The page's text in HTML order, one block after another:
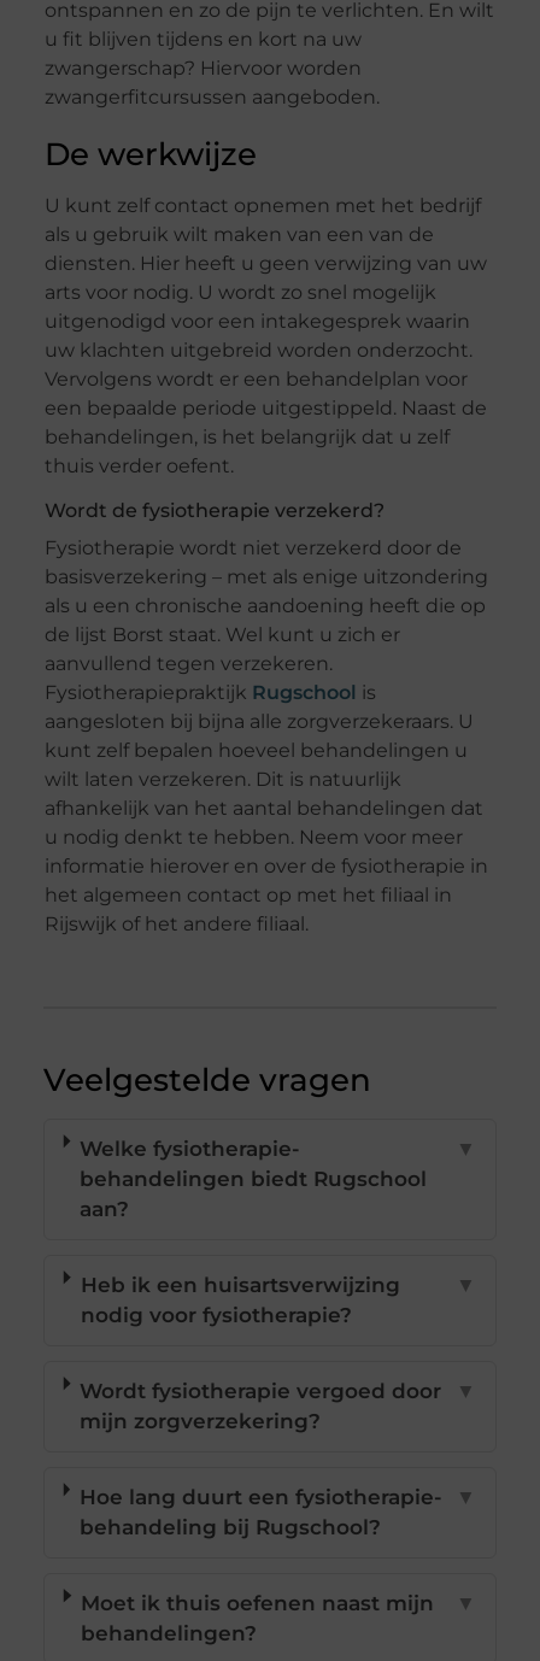
ontspannen en zo de pijn te verlichten. En wilt
u fit blijven tijdens en kort na uw
zwangerschap? Hiervoor worden
zwangerfitcursussen aangeboden.
De werkwijze
U kunt zelf contact opnemen met het bedrijf
als u gebruik wilt maken van een van de
diensten. Hier heeft u geen verwijzing van uw
arts voor nodig. U wordt zo snel mogelijk
uitgenodigd voor een intakegesprek waarin
uw klachten uitgebreid worden onderzocht.
Vervolgens wordt er een behandelplan voor
een bepaalde periode uitgestippeld. Naast de
behandelingen, is het belangrijk dat u zelf
thuis verder oefent.
Wordt de fysiotherapie verzekerd?
Fysiotherapie wordt niet verzekerd door de
basisverzekering – met als enige uitzondering
als u een chronische aandoening heeft die op
de lijst Borst staat. Wel kunt u zich er
aanvullend tegen verzekeren.
Fysiotherapiepraktijk Rugschool is
aangesloten bij bijna alle zorgverzekeraars. U
kunt zelf bepalen hoeveel behandelingen u
wilt laten verzekeren. Dit is natuurlijk
afhankelijk van het aantal behandelingen dat
u nodig denkt te hebben. Neem voor meer
informatie hierover en over de fysiotherapie in
het algemeen contact op met het filiaal in
Rijswijk of het andere filiaal.
Veelgestelde vragen
Welke fysiotherapie-
behandelingen biedt Rugschool
aan?
▼
Heb ik een huisartsverwijzing
nodig voor fysiotherapie?
▼
Wordt fysiotherapie vergoed door
mijn zorgverzekering?
▼
Hoe lang duurt een fysiotherapie-
behandeling bij Rugschool?
▼
Moet ik thuis oefenen naast mijn
behandelingen?
▼